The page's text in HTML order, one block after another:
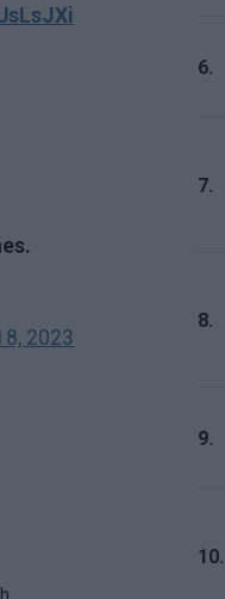
2023
6.
7.
8.
9.
10.